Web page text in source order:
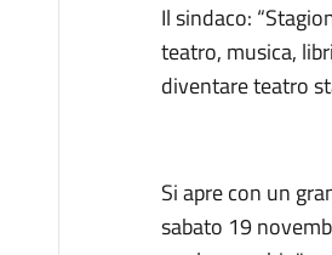
Il sindaco:
teatro, musica,
diventare teatro
Si apre con un
sabato 19